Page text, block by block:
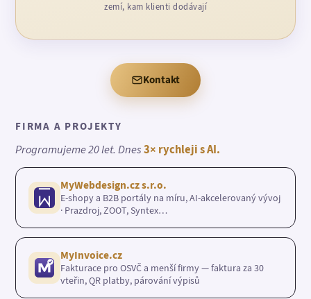
zemí, kam klienti dodávají
Kontakt
FIRMA A PROJEKTY
Programujeme 20 let. Dnes3× rychleji s AI.
MyWebdesign.cz s.r.o.
E-shopy a B2B portály na míru, AI-akcelerovaný vývoj
· Prazdroj, ZOOT, Syntex…
MyInvoice.cz
Fakturace pro OSVČ a menší firmy — faktura za 30
vteřin, QR platby, párování výpisů